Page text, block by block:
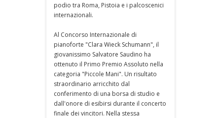
podio tra Roma, Pistoia e i palcoscenici
internazionali.
Al Concorso Internazionale di
pianoforte "Clara Wieck Schumann", il
giovanissimo Salvatore Saudino ha
ottenuto il Primo Premio Assoluto nella
categoria "Piccole Mani". Un risultato
straordinario arricchito dal
conferimento di una borsa di studio e
dall'onore di esibirsi durante il concerto
finale dei vincitori. Nella stessa